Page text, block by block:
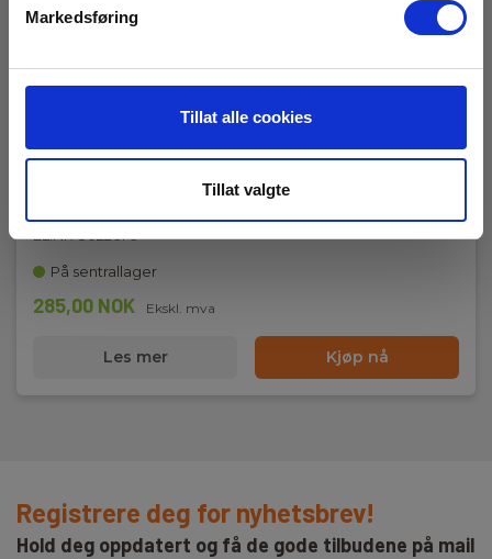
Markedsføring
Tillat alle cookies
Tillat valgte
EL.NR 8022676
På sentrallager
285,00 NOK Ekskl. mva
Les mer Kjøp nå
Registrere deg for nyhetsbrev!
Hold deg oppdatert og få de gode tilbudene på mail